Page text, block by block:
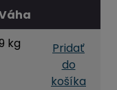
kg
Pridať
do
košíka